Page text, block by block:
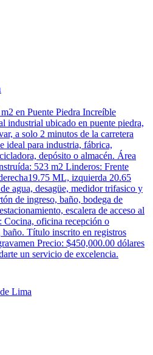
en Puente Piedra Increíble
industrial ubicado en puente piedra,
a solo 2 minutos de la carretera
ideal para industria, fábrica,
depósito o almacén. Área
523 m2 Linderos: Frente
ML, izquierda 20.65
agua, desagüe, medidor trifasico y
de ingreso, baño, bodega de
escalera de acceso al
Cocina, oficina recepción o
Título inscrito en registros
Precio: $450,000.00 dólares
un servicio de excelencia.
Lima